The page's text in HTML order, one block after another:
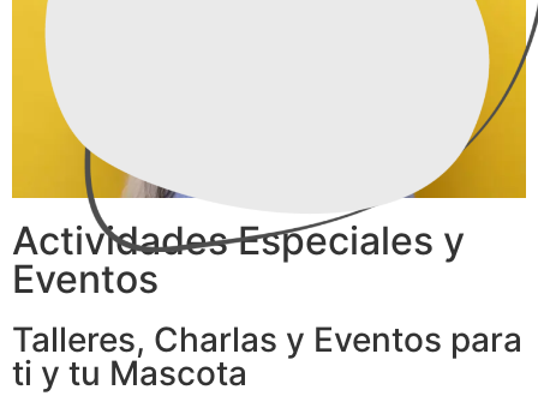
Actividades Especiales y
Eventos
Talleres, Charlas y Eventos para
ti y tu Mascota